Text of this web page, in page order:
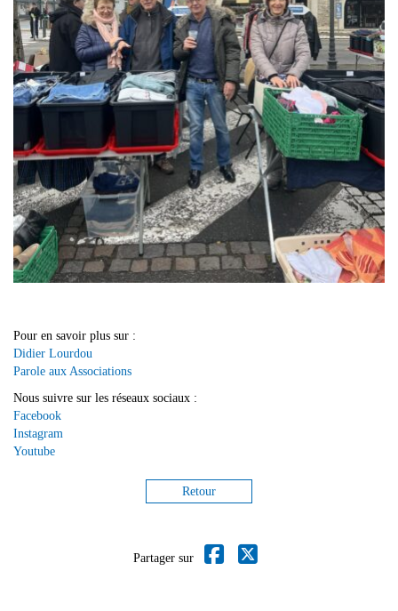
Pour en savoir plus sur :
Didier Lourdou
Parole aux Associations
Nous suivre sur les réseaux sociaux :
Facebook
Instagram
Youtube
Retour
Partager sur